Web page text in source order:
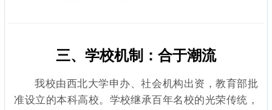
三、学校机制：合于潮流
我校由西北大学申办、社会机构出资，教育部批
准设立的本科高校。学校继承百年名校的光荣传统，